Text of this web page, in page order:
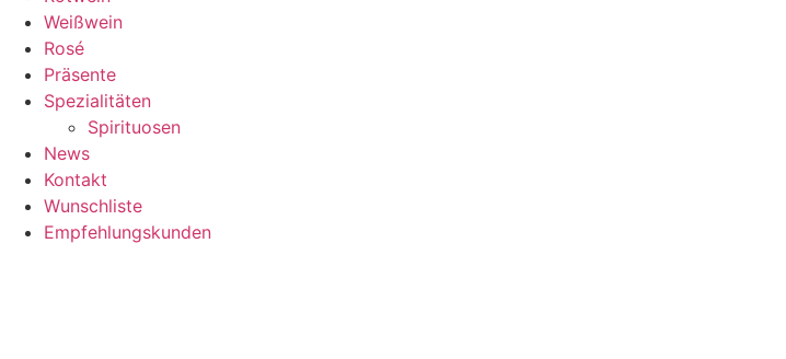
Weißwein
Rosé
Präsente
Spezialitäten
Spirituosen
News
Kontakt
Wunschliste
Empfehlungskunden